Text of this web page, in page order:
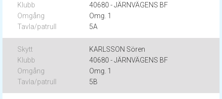
40680 - JÄRNVÄGENS BF
Omg. 1
5A
KARLSSON Sören
40680 - JÄRNVÄGENS BF
Omg. 1
5B